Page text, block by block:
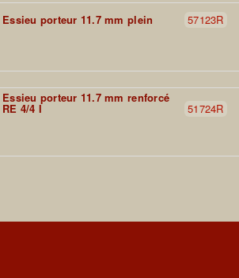
Essieu porteur 11.7 mm plein 57123R
Essieu porteur 11.7 mm renforcé
RE 4/4 I 51724R